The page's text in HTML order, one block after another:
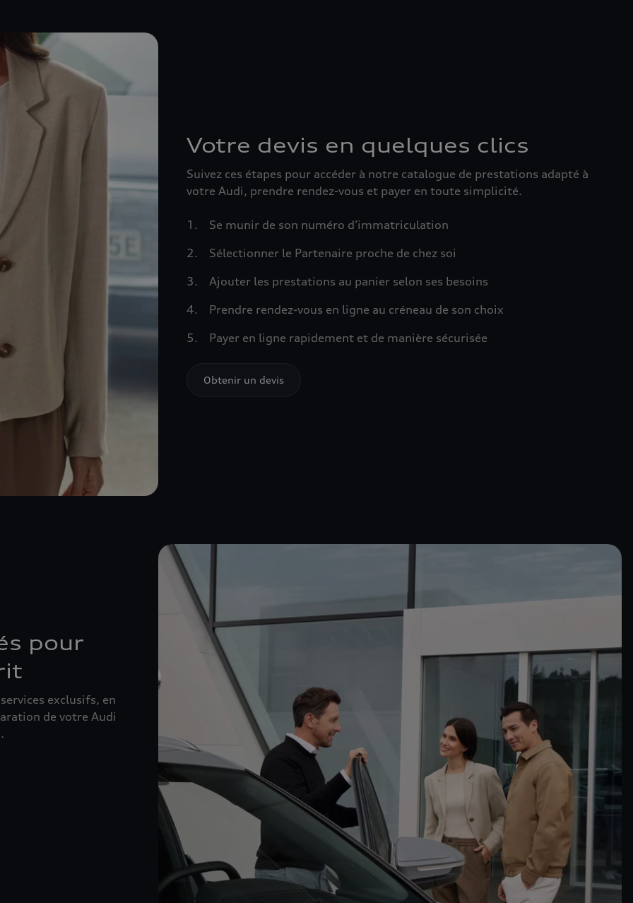
Votre devis en quelques clics
Suivez ces étapes pour accéder à notre catalogue de prestations adapté à
votre Audi, prendre rendez-vous et payer en toute simplicité.
Se munir de son numéro d’immatriculation
Sélectionner le Partenaire proche de chez soi
Ajouter les prestations au panier selon ses besoins
Prendre rendez-vous en ligne au créneau de son choix
Payer en ligne rapidement et de manière sécurisée
Obtenir un devis
pour
exclusifs, en
de votre Audi